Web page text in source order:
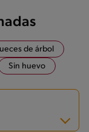
de árbol
Sin huevo